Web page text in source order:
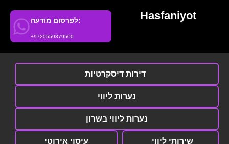
לפרסום מודעה:
+9720559379500
Hasfaniyot
דירות דיסקרטיות
נערות ליווי
נערות ליווי בשרון
עיסוי אירוטי שירותי ליווי